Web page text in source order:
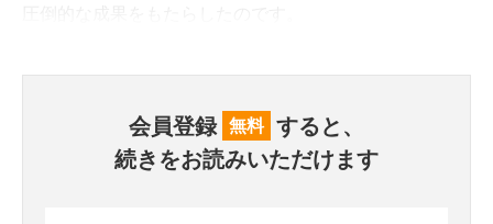
会員登録 無料 すると、
続きをお読みいただけます